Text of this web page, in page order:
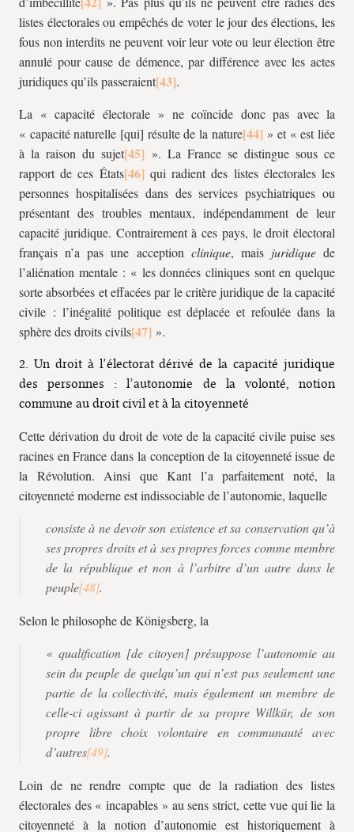
listes électorales ou empêchés de voter le jour des élections, les
fous non interdits ne peuvent voir leur vote ou leur élection être
annulé pour cause de démence, par différence avec les actes
juridiques qu’ils passeraient
.
La « capacité électorale » ne coïncide donc pas avec la
« capacité naturelle [qui] résulte de la nature
» et « est liée
à la raison du sujet
». La France se distingue sous ce
rapport de ces États
qui radient des listes électorales les
personnes hospitalisées dans des services psychiatriques ou
présentant des troubles mentaux, indépendamment de leur
capacité juridique. Contrairement à ces pays, le droit électoral
français n’a pas une acception clinique, mais juridiquede
l’aliénation mentale : « les données cliniques sont en quelque
sorte absorbées et effacées par le critère juridique de la capacité
civile : l’inégalité politique est déplacée et refoulée dans la
sphère des droits civils
».
2. Un droit à l’électorat dérivé de la capacité juridique
des personnes : l’autonomie de la volonté, notion
commune au droit civil et à la citoyenneté
Cette dérivation du droit de vote de la capacité civile puise ses
racines en France dans la conception de la citoyenneté issue de
la Révolution. Ainsi que Kant l’a parfaitement noté, la
citoyenneté moderne est indissociable de l’autonomie, laquelle
consiste à ne devoir son existence et sa conservation qu’à
ses propres droits et à ses propres forces comme membre
de la république et non à l’arbitre d’un autre dans le
peuple
.
Selon le philosophe de Königsberg, la
« qualification [de citoyen] présuppose l’autonomie au
sein du peuple de quelqu’un qui n’est pas seulement une
partie de la collectivité, mais également un membre de
celle-ci agissant à partir de sa propre Willkür, de son
propre libre choix volontaire en communauté avec
d’autres
.
Loin de ne rendre compte que de la radiation des listes
électorales des « incapables » au sens strict, cette vue qui lie la
citoyenneté à la notion d’autonomie est historiquement à